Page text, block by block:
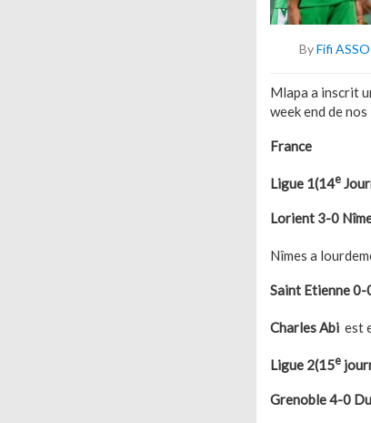
ByFifi
Mlapa a inscrit
week end de
Ligue 1(14e
Lorient 3-0
Nîmes a
Saint Etienne 0-
Charles Abi est
Ligue 2(15e
Grenoble 4-0